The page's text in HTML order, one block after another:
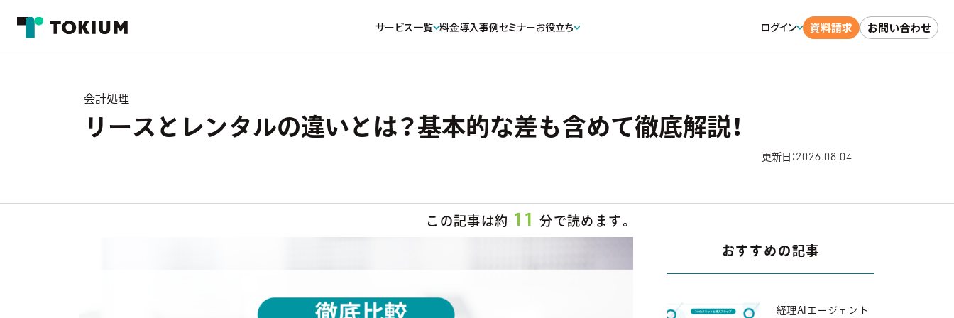
サービス一覧 料金導入事例セミナーお役立ち ログイン 資料請求 お問い合わせ
会計処理
リースとレンタルの違いとは？基本的な差も含めて徹底解説！
更新日： 2026.08.04
この記事は約 11分で読めます。
おすすめの記事
経理AIエージェント